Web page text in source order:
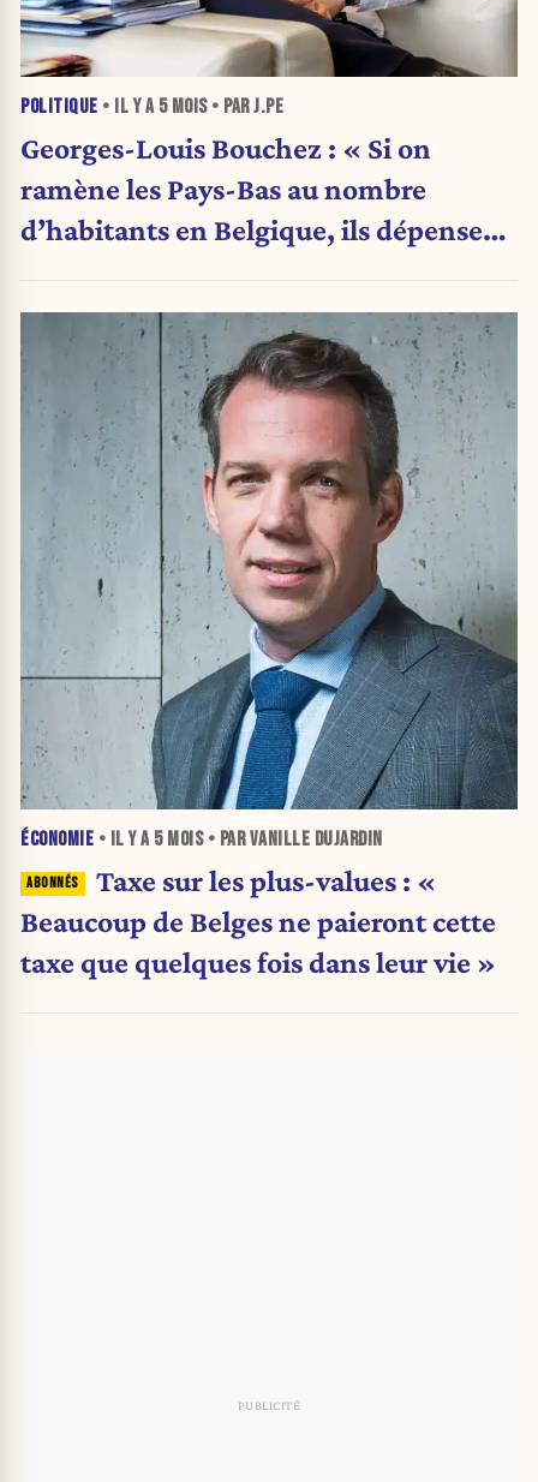
POLITIQUE • IL Y A 5 MOIS• PAR J.PE
Georges-Louis Bouchez : « Si on
ramène les Pays-Bas au nombre
d’habitants en Belgique, ils dépensent
nous chaque année »
ÉCONOMIE • IL Y A 5 MOIS• PAR VANILLE DUJARDIN
Taxe sur les plus-values : «
Beaucoup de Belges ne paieront cette
taxe que quelques fois dans leur vie »